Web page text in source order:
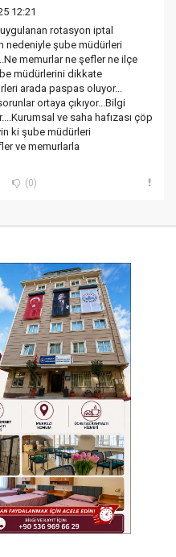
12:21
rotasyon iptal
nedeniyle şube müdürleri
memurlar ne şefler ne ilçe
müdürlerini dikkate
arada paspas oluyor...
ortaya çıkıyor...Bilgi
ve saha hafızası çöp
ki şube müdürleri
ve memurlarla
(0)